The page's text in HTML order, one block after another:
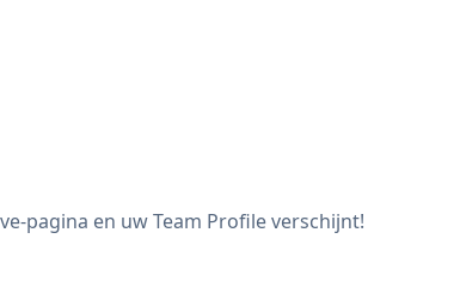
pagina en uw Team Profile verschijnt!